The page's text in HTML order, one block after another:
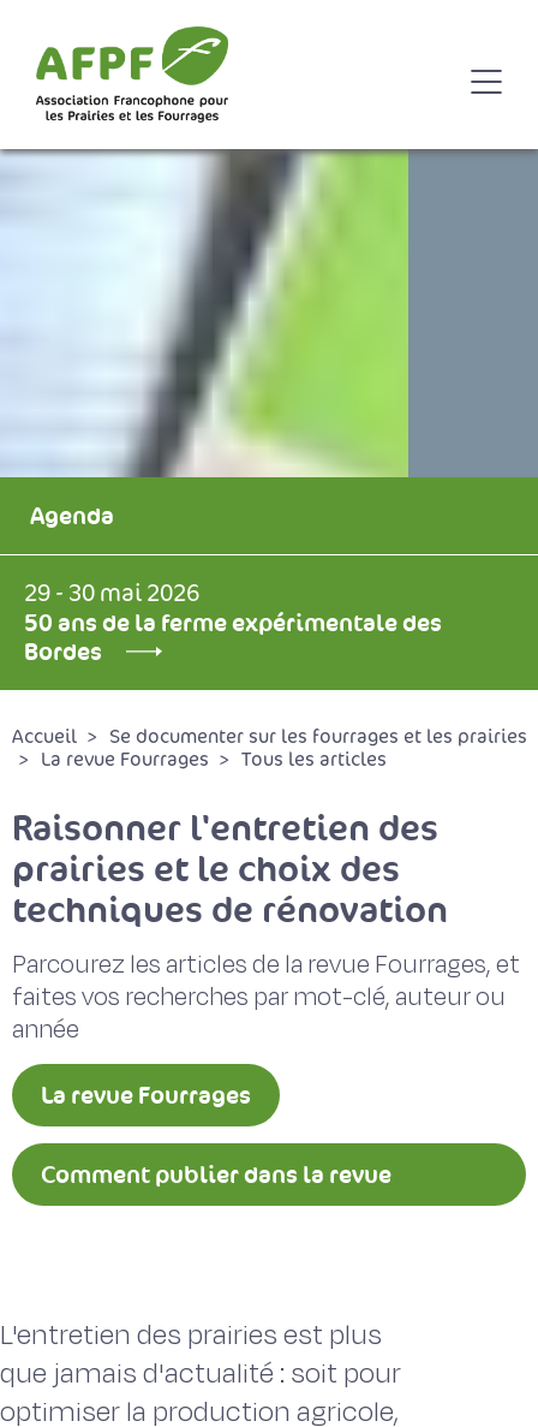
Agenda
29 - 30 mai 2026
50 ans de la ferme expérimentale des
Bordes
Accueil
Se documenter sur les fourrages et les prairies
La revue Fourrages
Tous les articles
Raisonner l'entretien des
prairies et le choix des
techniques de rénovation
Parcourez les articles de la revue Fourrages, et
faites vos recherches par mot-clé, auteur ou
année
La revue Fourrages
Comment publier dans la revue
L'entretien des prairies est plus
que jamais d'actualité : soit pour
optimiser la production agricole,